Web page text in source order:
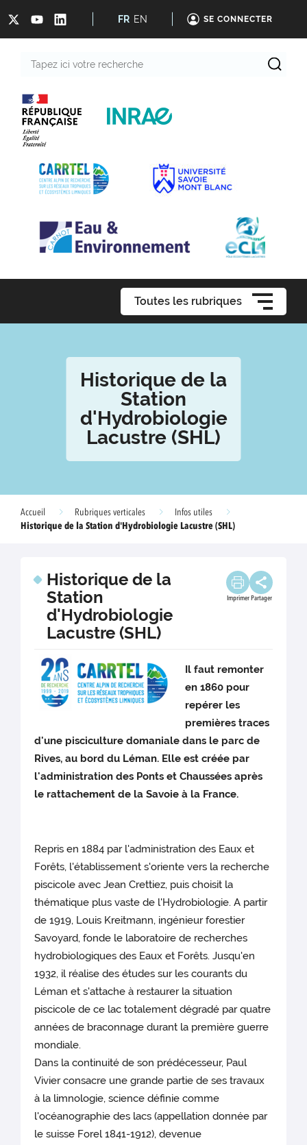
FR EN SE CONNECTER
recherche
Toutes les rubriques
Historique de la
Station
d'Hydrobiologie
Lacustre (SHL)
Accueil Rubriques verticales
Infos utiles
Historique de la Station d'Hydrobiologie Lacustre (SHL)
Historique de la
Station
d'Hydrobiologie
Lacustre (SHL)
Imprimer Partager
Il faut remonter
en 1860 pour
repérer les
premières traces
d'une pisciculture domaniale dans le parc de
Rives, au bord du Léman. Elle est créée par
l'administration des Ponts et Chaussées après
le rattachement de la Savoie à la France.
Repris en 1884 par l'administration des Eaux et
Forêts, l'établissement s'oriente vers la recherche
piscicole avec Jean Crettiez, puis choisit la
thématique plus vaste de l'Hydrobiologie. A partir
de 1919, Louis Kreitmann, ingénieur forestier
Savoyard, fonde le laboratoire de recherches
hydrobiologiques des Eaux et Forêts. Jusqu'en
1932, il réalise des études sur les courants du
Léman et s'attache à restaurer la situation
piscicole de ce lac totalement dégradé par quatre
années de braconnage durant la première guerre
mondiale.
Dans la continuité de son prédécesseur, Paul
Vivier consacre une grande partie de ses travaux
à la limnologie, science définie comme
l'océanographie des lacs (appellation donnée par
le suisse Forel 1841-1912), devenue